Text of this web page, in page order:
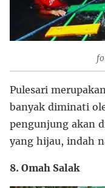
Pulesari
banyak diminati
pengunjung akan
yang hijau, indah
8. Omah Salak